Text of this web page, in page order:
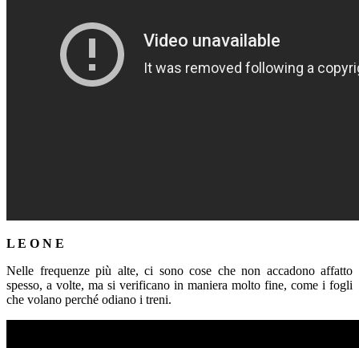
L E O N E
Nelle frequenze più alte, ci sono cose che non accadono affatto
spesso, a volte, ma si verificano in maniera molto fine, come i fogli
che volano perché odiano i treni.